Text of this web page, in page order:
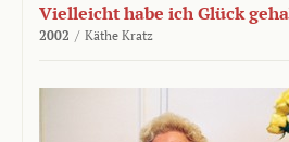
Vielleicht habe ich Glück
2002 / Käthe Kratz